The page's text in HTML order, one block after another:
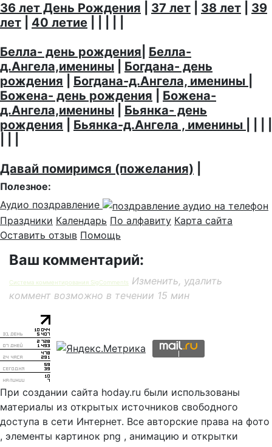
36 лет День Рождения 37 лет 38 лет
39
лет
40 летие
Белла- день рождения Белла-
д.Ангела,именины
Богдана- день
рождения
Богдана-д.Ангела, именины
Божена- день рождения
Божена-
д.Ангела,именины
Бьянка- день
рождения
Бьянка-д.Ангела , именины
Давай помиримся (пожелания)
Полезное:
Аудио поздравление
Праздники Календарь По алфавиту Карта сайта
Оставить отзыв Помощь
Ваш комментарий:
Система комментирования SigComments
Изменить, удалить
коммент возможно в течении 15 мин
При создании сайта hoday.ru были использованы
материалы из открытых источников свободного
доступа в сети Интернет. Все авторские права на фото
, элементы картинок png , анимацию и открытки